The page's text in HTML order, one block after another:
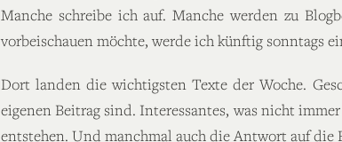
Manche schreibe ich auf. Manche werden zu
vorbeischauen möchte, werde ich künftig sonntags
Dort landen die wichtigsten Texte der Woche.
eigenen Beitrag sind. Interessantes, was nicht
entstehen. Und manchmal auch die Antwort auf die